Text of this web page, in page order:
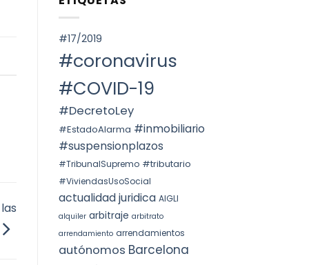
ОКРУГА
Voto
la
STS
la
prórroga
indefinida
#17/2019
#coronavirus
#COVID-19
#DecretoLey
#EstadoAlarma #inmobiliario
#suspensionplazos
#TribunalSupremo #tributario
#ViviendasUsoSocial
actualidad juridica AIGLI
alquiler arbitraje arbitrato
arrendamiento arrendamientos
autónomos Barcelona